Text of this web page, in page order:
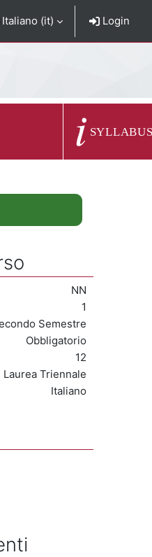
Italiano ‎(it)‎ Login
Descrizione del
SYLLABUS
NN
1
Semestre
Obbligatorio
12
Laurea Triennale
Italiano